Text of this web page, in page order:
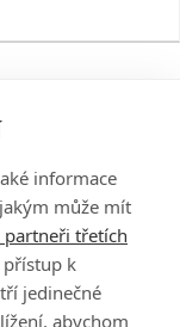
PŘIHLÁSIT
informace
může mít
partneři třetích
k
jedinečné
abychom